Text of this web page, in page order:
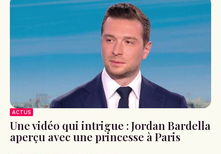
ACTUS
Une vidéo qui intrigue : Jordan Bardella
aperçu avec une princesse à Paris